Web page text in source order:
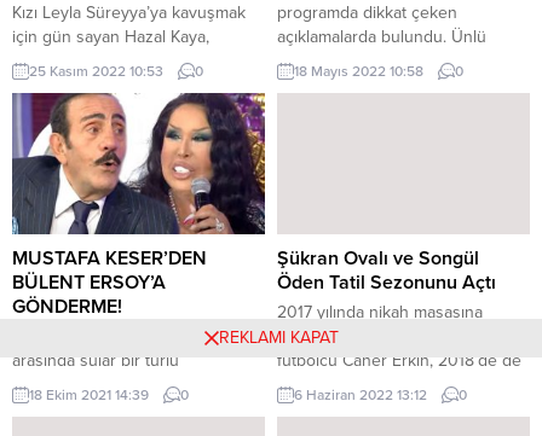
Kızı Leyla Süreyya’ya kavuşmak
için gün sayan Hazal Kaya,
2019’da dünyaevine girdiği eşi Ali
Atay (46) ile birlikte Nişantaşı’nda
objektiflere yansıdı. Ayaküstü
basın mensuplarıyla konuşup,
doktor kontrolüne geldiklerini ve
her şeyin yolunda gittiğini
söyleyen Kaya; randevuya
yetişmek için acele ettiklerini
belirterek; “Doktor kontrolüne
geldik arkadaşlar. Acelemiz var
başka zaman konuşalım”...
25 Kasım 2022 10:53 0
programda dikkat çeken
açıklamalarda bulundu. Ünlü
oyuncu Nuri Alço, en beğendiği
oyuncuyu açıkladı. Alço, “Bir
isimlerinden Nuri Alço, “Ben
sinemayı seviyorum, sinema
kalıcı, diziler...
18 Mayıs 2022 10:58 0
MUSTAFA KESER’DEN
BÜLENT ERSOY’A
GÖNDERME!
Mustafa Keser ile Bülent Ersoy
arasında sular bir türlü
durulmuyor. Mustafa Keser,
Bülent Ersoy’un kendisine açtığı 1
18 Ekim 2021 14:39 0
Şükran Ovalı ve Songül
Öden Tatil Sezonunu Açtı
2017 yılında nikah masasına
oturan oyuncu Şükran Ovalı ve
futbolcu Caner Erkin, 2018’de de
kızları Mihran Ela’yı kucaklarına
alarak büyük bir sevinç yaşamıştı.
6 Haziran 2022 13:12 0
REKLAMI KAPAT